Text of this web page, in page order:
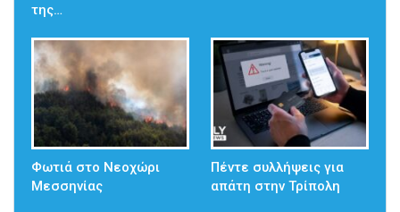
της…
Φωτιά στο Νεοχώρι
Μεσσηνίας
Πέντε συλλήψεις για
απάτη στην Τρίπολη